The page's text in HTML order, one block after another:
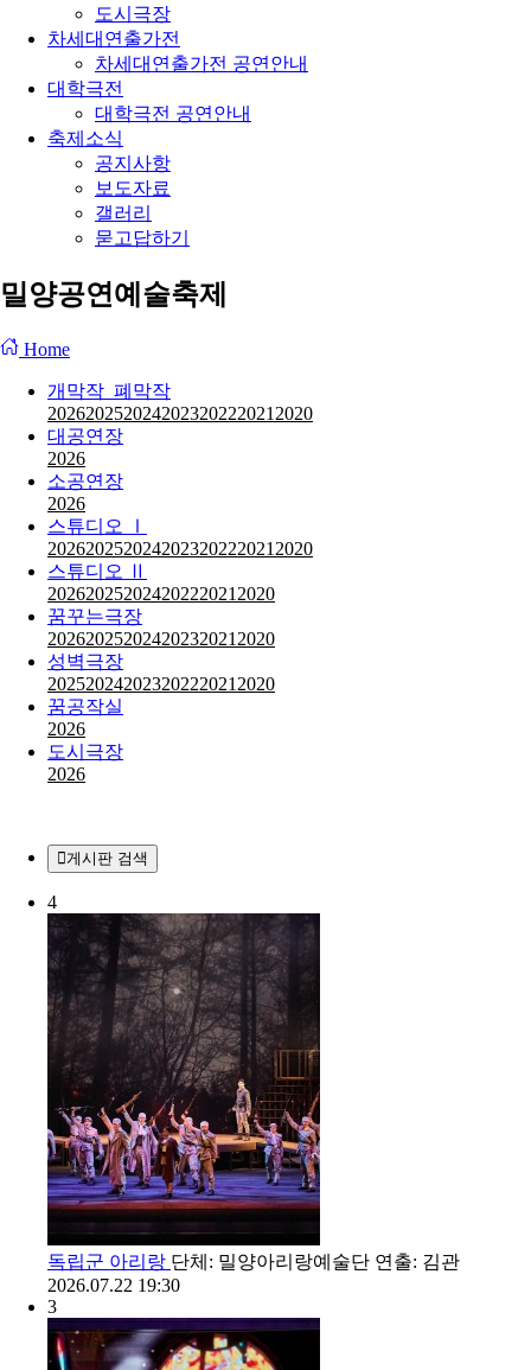
도시극장
차세대연출가전
차세대연출가전 공연안내
대학극전
대학극전 공연안내
축제소식
공지사항
보도자료
갤러리
묻고답하기
밀양공연예술축제
Home
개막작_폐막작
202620252024202320222021 2020
대공연장
2026
소공연장
2026
스튜디오 Ⅰ
202620252024202320222021 2020
스튜디오 Ⅱ
20262025202420222021 2020
꿈꾸는극장
20262025202420232021 2020
성벽극장
20252024202320222021 2020
꿈공작실
2026
도시극장
2026
게시판 검색
4
독립군 아리랑 단체: 밀양아리랑예술단 연출: 김관
2026.07.22 19:30
3